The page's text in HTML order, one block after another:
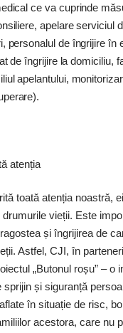
ce va cuprinde
apelare serviciul
personalul de îngrijire în
de îngrijire la domiciliu,
apelantului,
atenția
toată atenția noastră,
vieții. Este
și îngrijirea de
Astfel, CJI, în
„Butonul roșu” – o
și siguranță
în situație de risc,
acestora, care nu